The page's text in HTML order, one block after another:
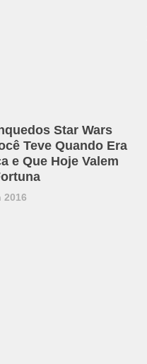
Star Wars
Teve Quando Era
e Que Hoje Valem
2016